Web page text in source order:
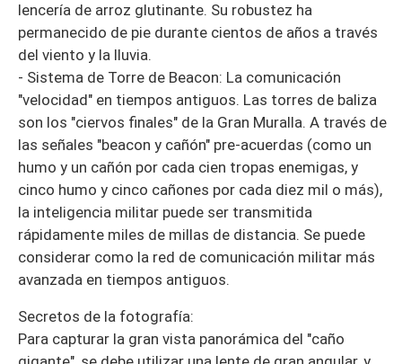
lencería de arroz glutinante. Su robustez ha
permanecido de pie durante cientos de años a través
del viento y la lluvia.
- Sistema de Torre de Beacon: La comunicación
"velocidad" en tiempos antiguos. Las torres de baliza
son los "ciervos finales" de la Gran Muralla. A través de
las señales "beacon y cañón" pre-acuerdas (como un
humo y un cañón por cada cien tropas enemigas, y
cinco humo y cinco cañones por cada diez mil o más),
la inteligencia militar puede ser transmitida
rápidamente miles de millas de distancia. Se puede
considerar como la red de comunicación militar más
avanzada en tiempos antiguos.
Secretos de la fotografía:
Para capturar la gran vista panorámica del "caño